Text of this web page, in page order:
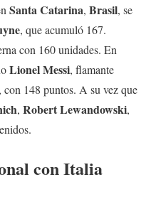
SantaCatarina, Brasil, se
, que acumuló 167.
con 160 unidades. En
LionelMessi, flamante
, con 148 puntos. A su vez que
, RobertLewandowski,
con Italia